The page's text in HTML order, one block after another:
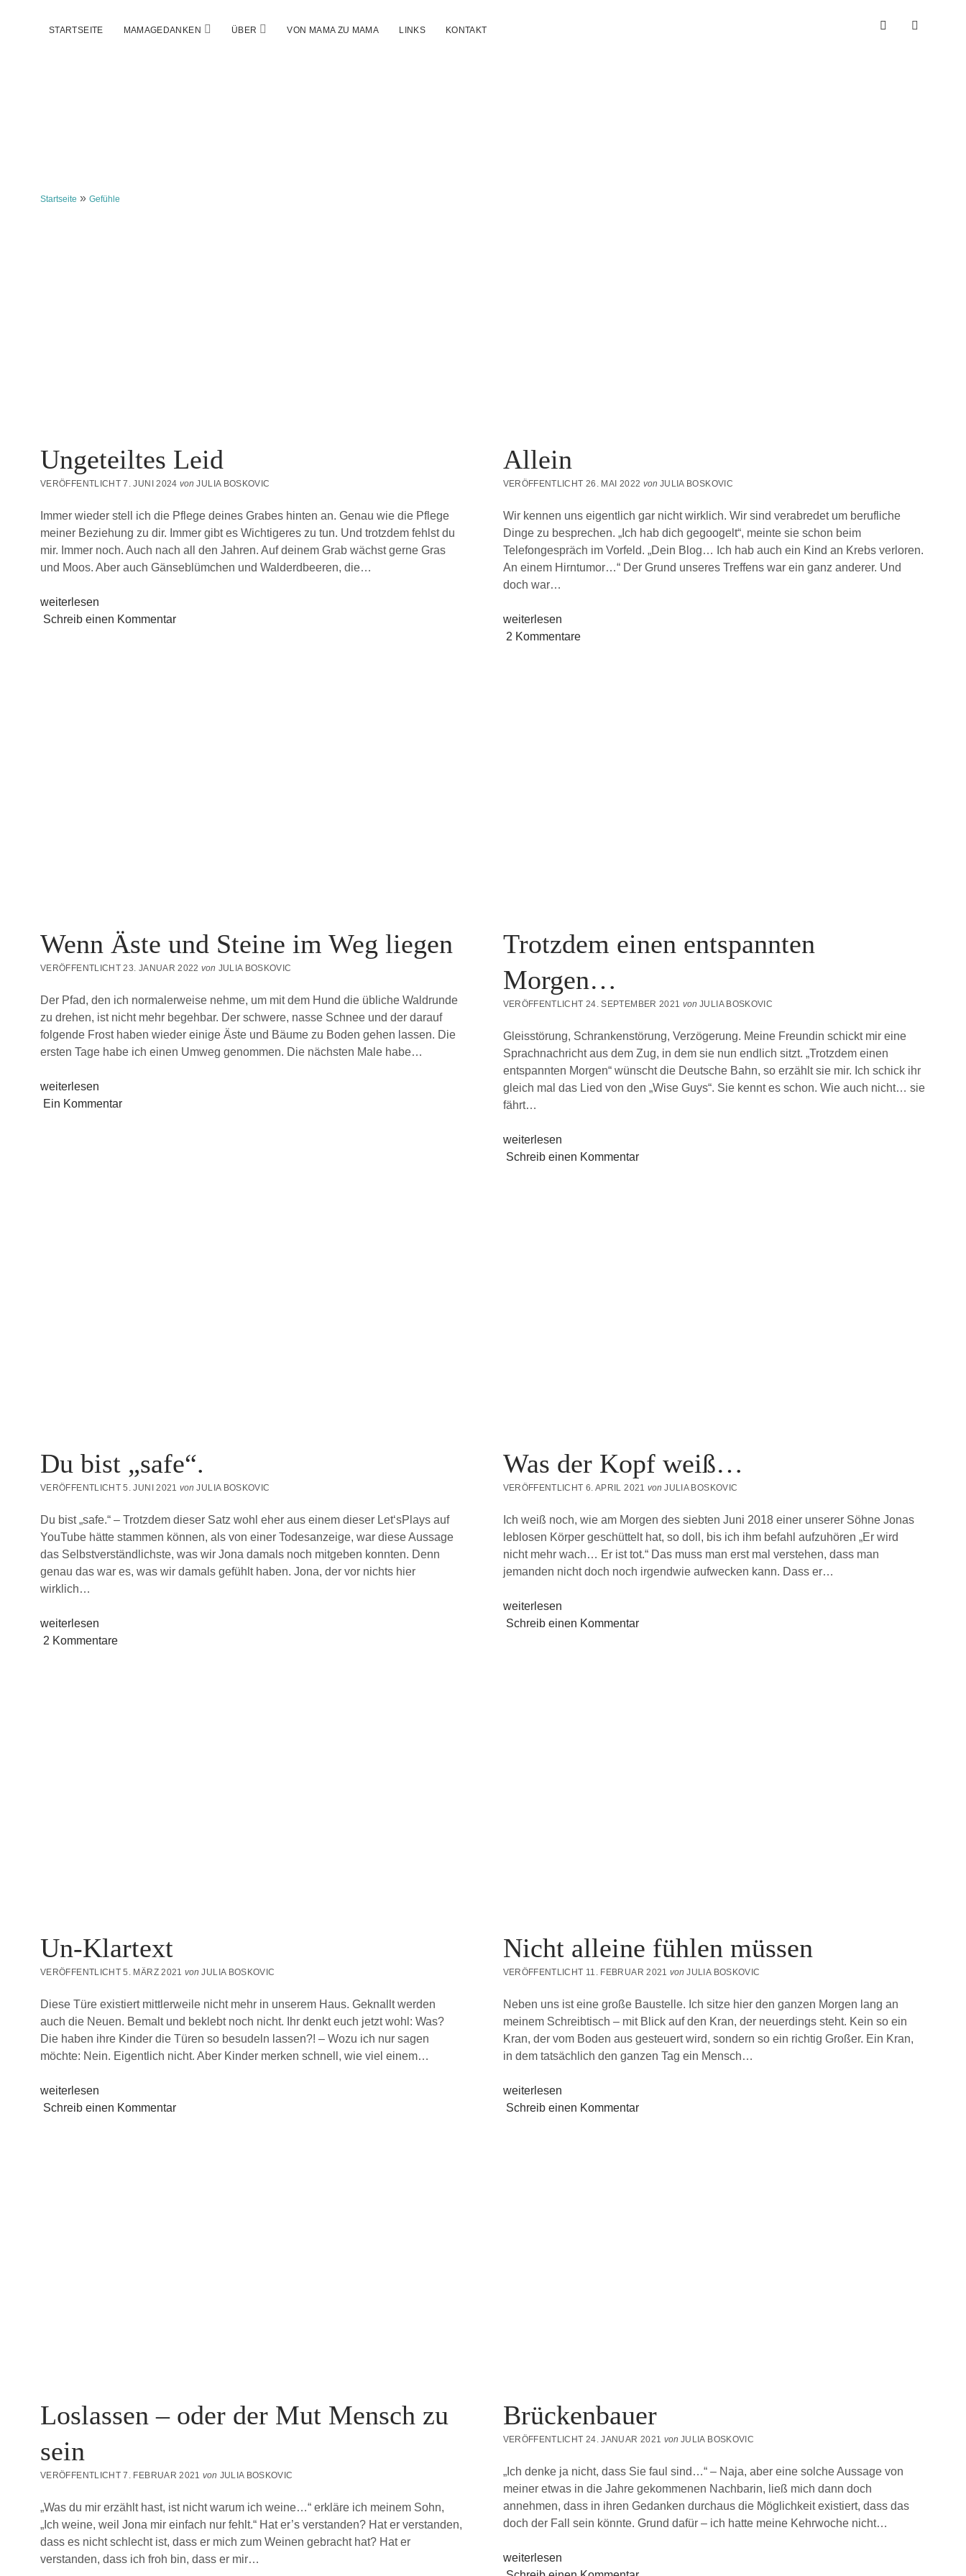
STARTSEITE MAMAGEDANKEN Menü
ÜBER MenüVON MAMA ZU MAMA LINKS KONTAKT instagram
Startseite » Gefühle
Ungeteiltes Leid
VERÖFFENTLICHT 7. JUNI 2024von JULIA BOSKOVIC
Immer wieder stell ich die Pflege deines Grabes hinten an. Genau wie die Pflege
meiner Beziehung zu dir. Immer gibt es Wichtigeres zu tun. Und trotzdem fehlst du
mir. Immer noch. Auch nach all den Jahren. Auf deinem Grab wächst gerne Gras
und Moos. Aber auch Gänseblümchen und Walderdbeeren, die…
weiterlesen
Leid
Schreib einen Kommentar
Allein
VERÖFFENTLICHT 26. MAI 2022 von JULIA BOSKOVIC
Wir kennen uns eigentlich gar nicht wirklich. Wir sind verabredet um berufliche
Dinge zu besprechen. „Ich hab dich gegoogelt“, meinte sie schon beim
Telefongespräch im Vorfeld. „Dein Blog… Ich hab auch ein Kind an Krebs verloren.
An einem Hirntumor…“ Der Grund unseres Treffens war ein ganz anderer. Und
doch war…
weiterlesenAllein
2 Kommentare
Wenn Äste und Steine im Weg liegen
VERÖFFENTLICHT 23. JANUAR 2022von JULIA BOSKOVIC
Der Pfad, den ich normalerweise nehme, um mit dem Hund die übliche Waldrunde
zu drehen, ist nicht mehr begehbar. Der schwere, nasse Schnee und der darauf
folgende Frost haben wieder einige Äste und Bäume zu Boden gehen lassen. Die
ersten Tage habe ich einen Umweg genommen. Die nächsten Male habe…
weiterlesen
Äste
Ein Kommentar
Trotzdem einen entspannten
Morgen…
VERÖFFENTLICHT 24. SEPTEMBER 2021 von JULIA BOSKOVIC
Gleisstörung, Schrankenstörung, Verzögerung. Meine Freundin schickt mir eine
Sprachnachricht aus dem Zug, in dem sie nun endlich sitzt. „Trotzdem einen
entspannten Morgen“ wünscht die Deutsche Bahn, so erzählt sie mir. Ich schick ihr
gleich mal das Lied von den „Wise Guys“. Sie kennt es schon. Wie auch nicht… sie
fährt…
weiterlesenTrotzdem
einen
Schreib einen Kommentar
Du bist „safe“.
VERÖFFENTLICHT 5. JUNI 2021von JULIA BOSKOVIC
Du bist „safe.“ – Trotzdem dieser Satz wohl eher aus einem dieser Let‘sPlays auf
YouTube hätte stammen können, als von einer Todesanzeige, war diese Aussage
das Selbstverständlichste, was wir Jona damals noch mitgeben konnten. Denn
genau das war es, was wir damals gefühlt haben. Jona, der vor nichts hier
wirklich…
weiterlesen
bist
2 Kommentare
Was der Kopf weiß…
VERÖFFENTLICHT 6. APRIL 2021 von JULIA BOSKOVIC
Ich weiß noch, wie am Morgen des siebten Juni 2018 einer unserer Söhne Jonas
leblosen Körper geschüttelt hat, so doll, bis ich ihm befahl aufzuhören „Er wird
nicht mehr wach… Er ist tot.“ Das muss man erst mal verstehen, dass man
jemanden nicht doch noch irgendwie aufwecken kann. Dass er…
weiterlesenWas
der
Schreib einen Kommentar
Un-Klartext
VERÖFFENTLICHT 5. MÄRZ 2021von JULIA BOSKOVIC
Diese Türe existiert mittlerweile nicht mehr in unserem Haus. Geknallt werden
auch die Neuen. Bemalt und beklebt noch nicht. Ihr denkt euch jetzt wohl: Was?
Die haben ihre Kinder die Türen so besudeln lassen?! – Wozu ich nur sagen
möchte: Nein. Eigentlich nicht. Aber Kinder merken schnell, wie viel einem…
weiterlesen
Klartext
Schreib einen Kommentar
Nicht alleine fühlen müssen
VERÖFFENTLICHT 11. FEBRUAR 2021von JULIA BOSKOVIC
Neben uns ist eine große Baustelle. Ich sitze hier den ganzen Morgen lang an
meinem Schreibtisch – mit Blick auf den Kran, der neuerdings steht. Kein so ein
Kran, der vom Boden aus gesteuert wird, sondern so ein richtig Großer. Ein Kran,
in dem tatsächlich den ganzen Tag ein Mensch…
weiterlesenNicht
alleine
Schreib einen Kommentar
Loslassen – oder der Mut Mensch zu
sein
VERÖFFENTLICHT 7. FEBRUAR 2021von JULIA BOSKOVIC
„Was du mir erzählt hast, ist nicht warum ich weine…“ erkläre ich meinem Sohn,
„Ich weine, weil Jona mir einfach nur fehlt.“ Hat er’s verstanden? Hat er verstanden,
dass es nicht schlecht ist, dass er mich zum Weinen gebracht hat? Hat er
verstanden, dass ich froh bin, dass er mir…
Brückenbauer
VERÖFFENTLICHT 24. JANUAR 2021 von JULIA BOSKOVIC
„Ich denke ja nicht, dass Sie faul sind…“ – Naja, aber eine solche Aussage von
meiner etwas in die Jahre gekommenen Nachbarin, ließ mich dann doch
annehmen, dass in ihren Gedanken durchaus die Möglichkeit existiert, dass das
doch der Fall sein könnte. Grund dafür – ich hatte meine Kehrwoche nicht…
weiterlesenBrückenbauer